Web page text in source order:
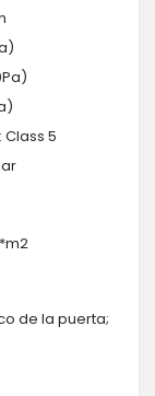
5
de la puerta;